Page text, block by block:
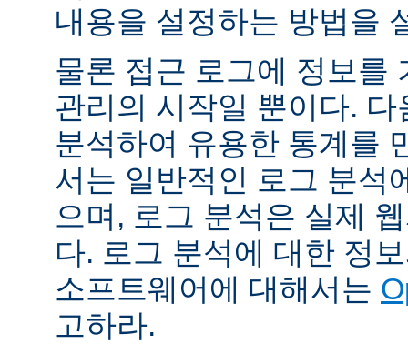
내용을 설정하는 방법을
물론 접근 로그에 정보를
관리의 시작일 뿐이다.
분석하여 유용한 통계를
서는 일반적인 로그 분석
으며, 로그 분석은 실제
다. 로그 분석에 대한 정
소프트웨어에 대해서는
고하라.